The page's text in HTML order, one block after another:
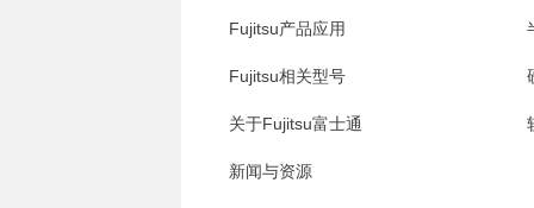
Fujitsu产品应用
Fujitsu相关型号
关于Fujitsu富士通
新闻与资源